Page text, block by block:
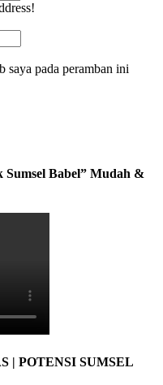
saya pada peramban ini
Babel” Mudah &
| POTENSI SUMSEL